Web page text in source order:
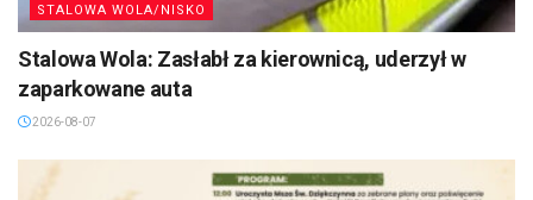
STALOWA WOLA/NISKO
Stalowa Wola: Zasłabł za kierownicą, uderzył w
zaparkowane auta
2026-08-07